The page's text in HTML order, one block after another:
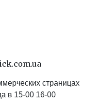
страницах
в 15-00 16-00